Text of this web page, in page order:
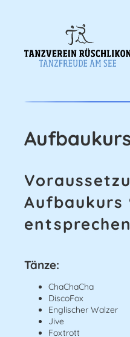
Aufbaukurs
Tänze:
ChaChaCha
DiscoFox
Englischer Walzer
Jive
Foxtrott